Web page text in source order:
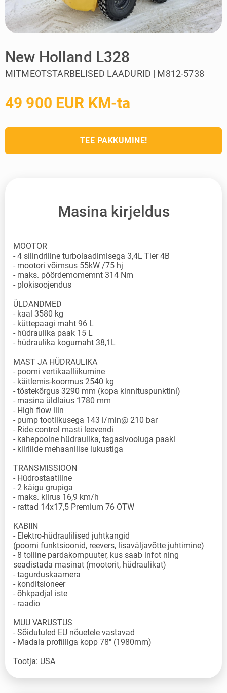
New Holland L328
MITMEOTSTARBELISED LAADURID | M812-5738
49 900 EUR KM-ta
TEE PAKKUMINE!
Masina kirjeldus
MOOTOR
- 4 silindriline turbolaadimisega 3,4L Tier 4B
- mootori võimsus 55kW /75 hj
- maks. pöördemomemnt 314 Nm
- plokisoojendus
ÜLDANDMED
- kaal 3580 kg
- küttepaagi maht 96 L
- hüdraulika paak 15 L
- hüdraulika kogumaht 38,1L
MAST JA HÜDRAULIKA
- poomi vertikaalliikumine
- käitlemis-koormus 2540 kg
- tõstekõrgus 3290 mm (kopa kinnituspunktini)
- masina üldlaius 1780 mm
- High flow liin
- pump tootlikusega 143 l/min@ 210 bar
- Ride control masti leevendi
- kahepoolne hüdraulika, tagasivooluga paaki
- kiirliide mehaanilise lukustiga
TRANSMISSIOON
- Hüdrostaatiline
- 2 käigu grupiga
- maks. kiirus 16,9 km/h
- rattad 14x17,5 Premium 76 OTW
KABIIN
- Elektro-hüdraulilised juhtkangid
(poomi funktsioonid, reevers, lisaväljavõtte juhtimine)
- 8 tolline pardakompuuter, kus saab infot ning
seadistada masinat (mootorit, hüdraulikat)
- tagurduskaamera
- konditsioneer
- õhkpadjal iste
- raadio
MUU VARUSTUS
- Sõidutuled EU nõuetele vastavad
- Madala profiiliga kopp 78" (1980mm)